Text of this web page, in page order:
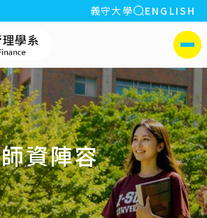
:::
義守大學 全站搜索
ENGLISH
義守大學財務金融管理學系(
側選單
師資陣容